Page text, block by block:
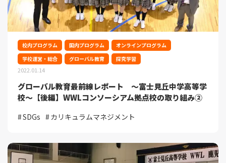
校内プログラム 国内プログラム
オンラインプログラム
学校運営・総合
グローバル教育 探究学習
2022.01.14
グローバル教育最前線レポート ～富士見丘中学高等学
校～【後編】WWLコンソーシアム拠点校の取り組み②
SDGs カリキュラムマネジメント